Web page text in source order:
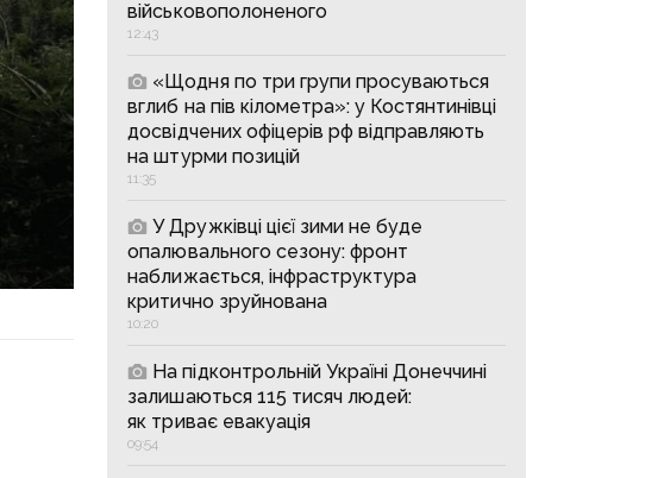
військовополоненого
12:43
«Щодня по три групи просуваються
вглиб на пів кілометра»: у Костянтинівці
досвідчених офіцерів рф відправляють
на штурми позицій
11:35
У Дружківці цієї зими не буде
опалювального сезону: фронт
наближається, інфраструктура
критично зруйнована
10:20
На підконтрольній Україні Донеччині
залишаються 115 тисяч людей:
як триває евакуація
09:54